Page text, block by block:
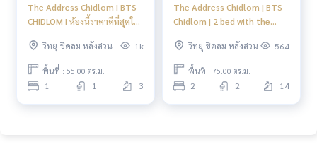
The Address Chidlom I BTS
CHIDLOM I ห้องนี้ราคาดีที่สุดใน
Right Now! #HL
วิทยุ ชิดลม หลังสวน 1k
พื้นที่ : 55.00 ตร.ม.
1 1 3
The Address Chidlom | BTS
Chidlom | 2 bed with the
decoration #HL
วิทยุ ชิดลม หลังสวน 564
พื้นที่ : 75.00 ตร.ม.
2 2 14